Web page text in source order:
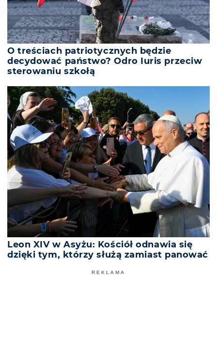
O treściach patriotycznych będzie
decydować państwo? Odro Iuris przeciw
sterowaniu szkołą
Leon XIV w Asyżu: Kościół odnawia się
dzięki tym, którzy służą zamiast panować
REKLAMA